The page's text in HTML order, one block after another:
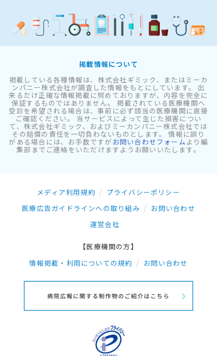
掲載情報について
掲載している各種情報は、株式会社ギミック、またはミーカ
ンパニー株式会社が調査した情報をもとにしています。 出
来るだけ正確な情報掲載に努めておりますが、内容を完全に
保証するものではありません。 掲載されている医療機関へ
受診を希望される場合は、事前に必ず該当の医療機関に直接
ご確認ください。 当サービスによって生じた損害につい
て、株式会社ギミック、およびミーカンパニー株式会社では
その賠償の責任を一切負わないものとします。 情報に誤り
がある場合には、お手数ですが お問い合わせフォーム より編
集部までご連絡をいただけますようお願いいたします。
メディア利用規約
プライバシーポリシー
医療広告ガイドラインへの取り組み
お問い合わせ
運営会社
【医療機関の方】
情報掲載・利用についての規約
お問い合わせ